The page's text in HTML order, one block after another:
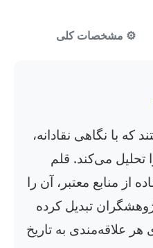
⚙️ مشخصات کلی
که با نگاهی نقادانه،
تحلیل می‌کند. قلم
از منابع معتبر، آن را
تبدیل کرده
علاقه‌مندی به تاریخ